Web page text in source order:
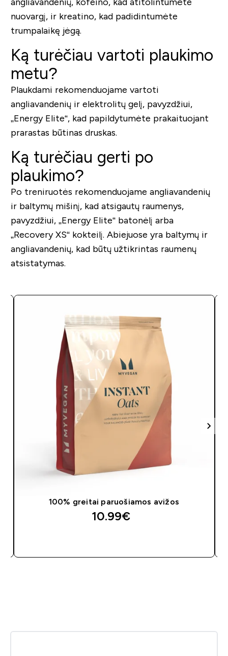
nuovargį, ir kreatino, kad padidintumėte
trumpalaikę jėgą.
Ką turėčiau vartoti plaukimo
metu?
Plaukdami rekomenduojame vartoti
angliavandenių ir elektrolitų gelį, pavyzdžiui,
„Energy Elite“, kad papildytumėte prakaituojant
prarastas būtinas druskas.
Ką turėčiau gerti po
plaukimo?
Po treniruotės rekomenduojame angliavandenių
ir baltymų mišinį, kad atsigautų raumenys,
pavyzdžiui, „Energy Elite“ batonėlį arba
„Recovery XS“ kokteilį. Abiejuose yra baltymų ir
angliavandenių, kad būtų užtikrintas raumenų
atsistatymas.
100% greitai paruošiamos avižos
10.99€‎